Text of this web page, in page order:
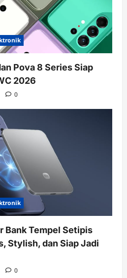
Pova 8 Series Siap
2026
0
Bank Tempel Setipis
Stylish, dan Siap Jadi
0